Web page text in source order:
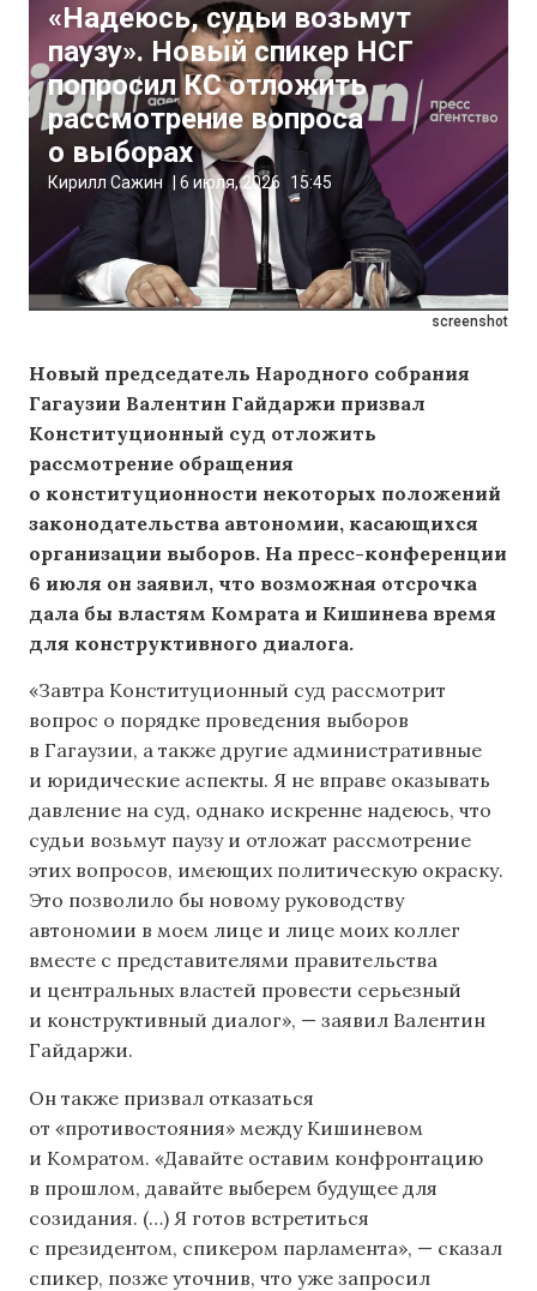
screenshot
«Надеюсь, судьи возьмут
паузу». Новый спикер НСГ
попросил КС отложить
рассмотрение вопроса
о выборах
Кирилл Сажин 6 июля, 2026 15:45
Новый председатель Народного собрания
Гагаузии Валентин Гайдаржи призвал
Конституционный суд отложить
рассмотрение обращения
о конституционности некоторых положений
законодательства автономии, касающихся
организации выборов. На пресс-конференции
6 июля он заявил, что возможная отсрочка
дала бы властям Комрата и Кишинева время
для конструктивного диалога.
«Завтра Конституционный суд рассмотрит
вопрос о порядке проведения выборов
в Гагаузии, а также другие административные
и юридические аспекты. Я не вправе оказывать
давление на суд, однако искренне надеюсь, что
судьи возьмут паузу и отложат рассмотрение
этих вопросов, имеющих политическую окраску.
Это позволило бы новому руководству
автономии в моем лице и лице моих коллег
вместе с представителями правительства
и центральных властей провести серьезный
и конструктивный диалог», — заявил Валентин
Гайдаржи.
Он также призвал отказаться
от «противостояния» между Кишиневом
и Комратом. «Давайте оставим конфронтацию
в прошлом, давайте выберем будущее для
созидания. (…) Я готов встретиться
с президентом, спикером парламента», — сказал
спикер, позже уточнив, что уже запросил